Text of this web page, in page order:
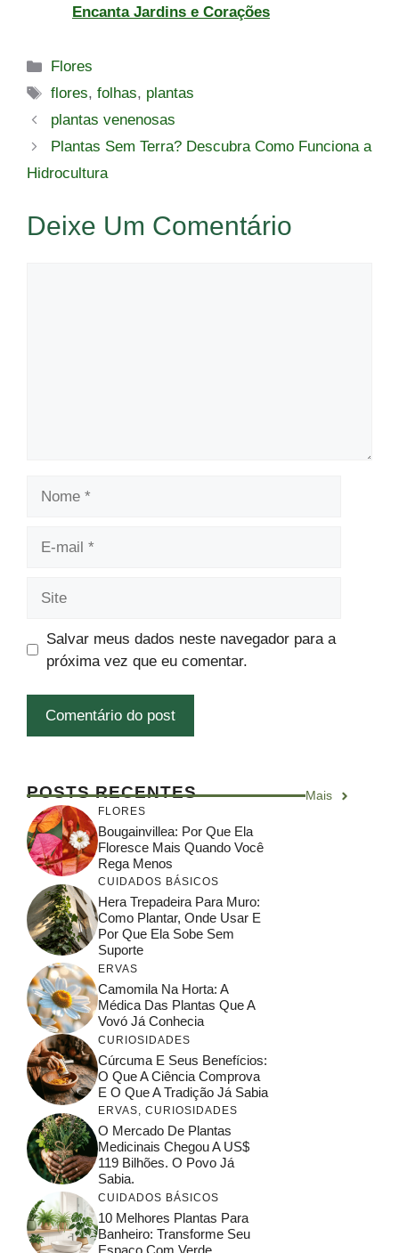
Encanta Jardins e Corações
Categorias
Flores
Tags
flores,folhas, plantas
plantas venenosas
Plantas Sem Terra? Descubra Como Funciona a
Hidrocultura
Deixe Um Comentário
Salvar meus dados neste navegador para a
próxima vez que eu comentar.
POSTS RECENTES Mais
FLORES
Bougainvillea: Por Que Ela
Floresce Mais Quando Você
Rega Menos
CUIDADOS BÁSICOS
Hera Trepadeira Para Muro:
Como Plantar, Onde Usar E
Por Que Ela Sobe Sem
Suporte
ERVAS
Camomila Na Horta: A
Médica Das Plantas Que A
Vovó Já Conhecia
CURIOSIDADES
Cúrcuma E Seus Benefícios:
O Que A Ciência Comprova
E O Que A Tradição Já Sabia
ERVAS, CURIOSIDADES
O Mercado De Plantas
Medicinais Chegou A US$
119 Bilhões. O Povo Já
Sabia.
CUIDADOS BÁSICOS
10 Melhores Plantas Para
Banheiro: Transforme Seu
Espaço Com Verde